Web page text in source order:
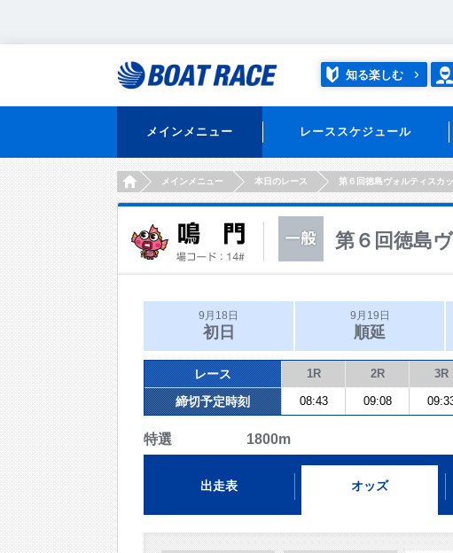
知る楽しむ
メインメニュー レーススケジュール
HOMEメインメニュー 本日のレース 第６回徳島ヴォルティスカ
第６回徳島
9月18日
初日
9月19日
順延
レース 1R 2R 3R
締切予定時刻 08:43 09:08
特選 1800m
出走表 オッズ